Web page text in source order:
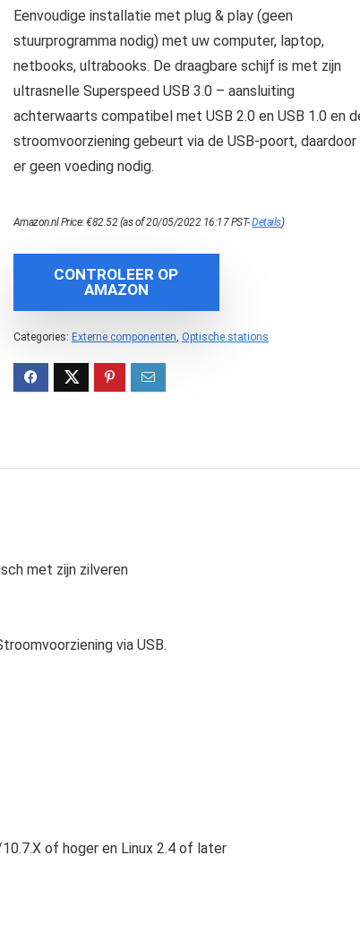
Eenvoudige installatie met plug & play (geen
stuurprogramma nodig) met uw computer, laptop,
netbooks, ultrabooks. De draagbare schijf is met zijn
ultrasnelle Superspeed USB 3.0 – aansluiting
achterwaarts compatibel met USB 2.0 en USB 1.0 en
stroomvoorziening gebeurt via de USB-poort, daardoor
er geen voeding nodig.
Amazon.nl Price:€82.52 (as of 20/05/2022 16:17 PST-Details)
CONTROLEER OP
AMAZON
Categories: Externe componenten, Optische stations
met zijn zilveren
via USB.
of hoger en Linux 2.4 of later